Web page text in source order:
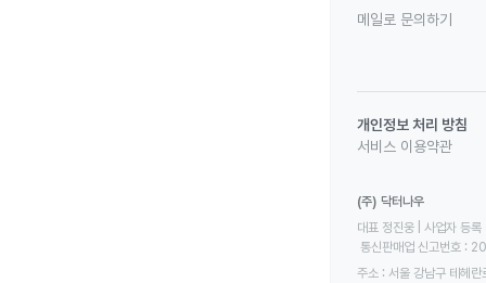
메일로 문의하기
개인정보 처리 방침
서비스 이용약관
(주) 닥터나우
대표 정진웅 | 사업자
통신판매업 신고번호
주소 : 서울 강남구 테헤